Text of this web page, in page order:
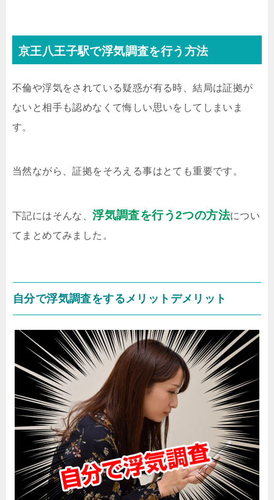
京王八王子駅で浮気調査を行う方法
不倫や浮気をされている疑惑が有る時、結局は証拠が
ないと相手も認めなくて悔しい思いをしてしまいま
す。
当然ながら、証拠をそろえる事はとても重要です。
下記にはそんな、浮気調査を行う2つの方法につい
てまとめてみました。
自分で浮気調査をするメリットデメリット